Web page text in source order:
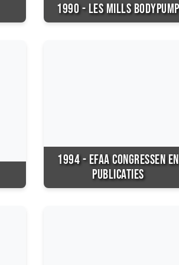
1990 - LES MILLS BODYPUMP
1994 - EFAA CONGRESSEN EN
PUBLICATIES